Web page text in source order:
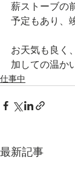
薪ストーブの
予定もあり、
お天気も良く
加しての温か
仕事中
最新記事